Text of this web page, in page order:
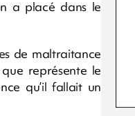
a placé dans le
de maltraitance
représente le
qu’il fallait un